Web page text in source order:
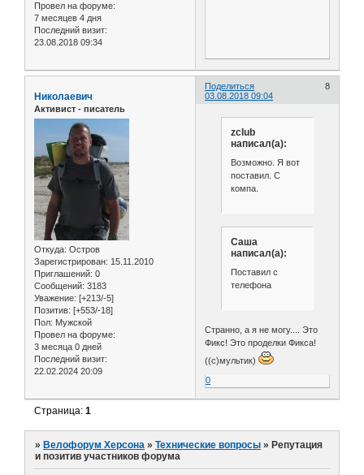
Провел на форуме:
7 месяцев 4 дня
Последний визит:
23.08.2018 09:34
Поделиться
8
03.08.2018 09:04
Николаевич
Активист - писатель
Откуда: Остров
Зарегистрирован: 15.11.2010
Приглашений: 0
Сообщений: 3183
Уважение: [+213/-5]
Позитив: [+553/-18]
Пол: Мужской
Провел на форуме:
3 месяца 0 дней
Последний визит:
22.02.2024 20:09
zclub
написал(а):
Возможно. Я вот
поставил. С
компа.
Саша
написал(а):
Поставил с
телефона
Странно, а я не могу.... Это
Фикс! Это проделки Фикса!
((с)мультик)
0
Страница:1
»Велофорум Херсона »Технические вопросы »Репутация
и позитив участников форума